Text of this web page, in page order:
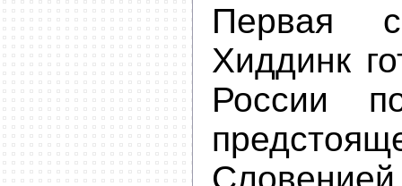
Первая
Хиддинк
России